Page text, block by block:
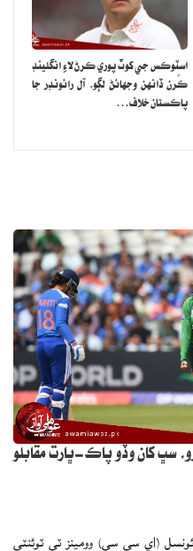
اسٽوڪس جي کوٽ پوري ڪرڻ لاءِ انگلينڊ
ڪُرن ڏانهن وجهائڻ لڳو، آل رائونڊر جا
پاڪستان خلاف…
سڀ کان وڏو پاڪ-ڀارت مقابلو
(اي سي سي) وومينز ٽي ٽوئنٽي